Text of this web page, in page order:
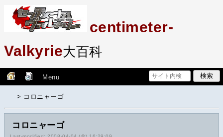
centimeter-
Valkyrie大百科
Menu
> コロニャーゴ
コロニャーゴ